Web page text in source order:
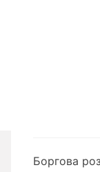
Боргова